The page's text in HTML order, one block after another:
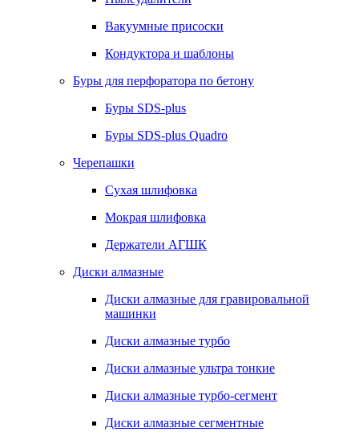
Вакуумные присоски
Кондуктора и шаблоны
Буры для перфоратора по бетону
Буры SDS-plus
Буры SDS-plus Quadro
Черепашки
Сухая шлифовка
Мокрая шлифовка
Держатели АГШК
Диски алмазные
Диски алмазные для гравировальной
машинки
Диски алмазные турбо
Диски алмазные ультра тонкие
Диски алмазные турбо-сегмент
Диски алмазные сегментные